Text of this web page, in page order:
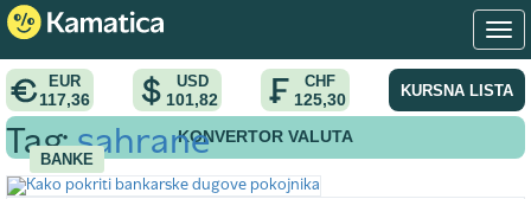
EUR
117,36
USD
101,82
CHF
125,30 KURSNA LISTA
KONVERTOR VALUTA
Tag:sahrane
BANKE